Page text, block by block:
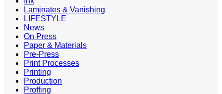
Laminates & Vanishing
LIFESTYLE
News
On Press
Paper & Materials
Pre-Press
Print Processes
Printing
Production
Proffing